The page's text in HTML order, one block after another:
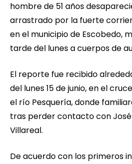
hombre de 51 años
arrastrado por la fuerte
en el municipio de Escobedo,
tarde del lunes a cuerpos de
El reporte fue recibido
del lunes 15 de junio, en el
el río Pesquería, donde
tras perder contacto con José
Villareal.
De acuerdo con los primeros